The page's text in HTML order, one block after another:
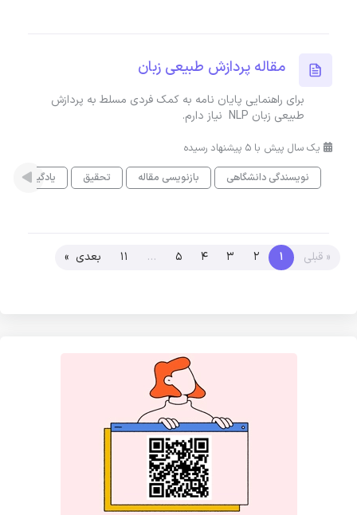
مقاله پردازش طبیعی زبان
برای راهنمایی پایان نامه به کمک فردی مسلط به پردازش
طبیعی زبان NLP نیاز دارم.
یک سال پیش با 5 پیشنهاد رسیده
نویسندگی دانشگاهی
بازنویسی مقاله تحقیق یادگیری
« قبلی 1
2
3
4
5
…
11 بعدی »